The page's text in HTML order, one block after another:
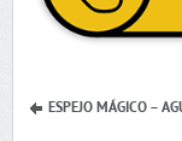
ESPEJO MÁGICO –